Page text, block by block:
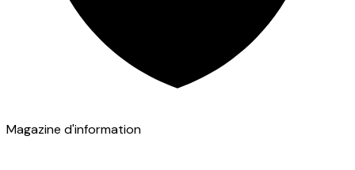
Magazine d'information